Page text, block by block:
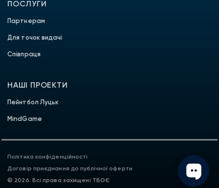
ПОСЛУГИ
Партнерам
Для точок видачі
Співпраця
НАШІ ПРОЕКТИ
Пейнтбол Луцьк
MindGame
© 2026. Всі права захищені ТВОЄ
Політика конфіденційності
Договір приєднання до публічної оферти